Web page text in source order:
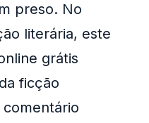
preso. No
literária, este
grátis
ficção